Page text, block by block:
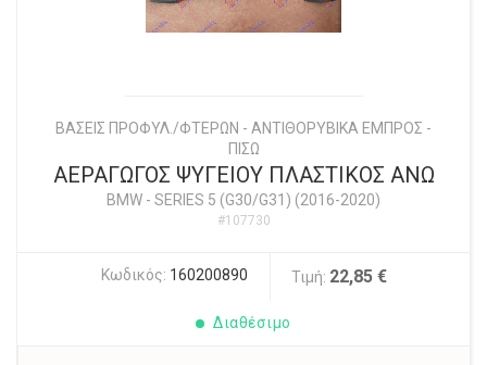
ΒΑΣΕΙΣ ΠΡΟΦΥΛ./ΦΤΕΡΩΝ - ΑΝΤΙΘΟΡΥΒΙΚΑ ΕΜΠΡΟΣ -
ΠΙΣΩ
ΑΕΡΑΓΩΓΟΣ ΨΥΓΕΙΟΥ ΠΛΑΣΤΙΚΟΣ ΑΝΩ
BMW - SERIES 5 (G30/G31) (2016-2020)
#107730
Κωδικός: 160200890 Τιμή: 22,85 €
Διαθέσιμο